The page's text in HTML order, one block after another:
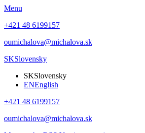
Menu
+421 48 6199157
oumichalova@michalova.sk
SKSlovensky
SKSlovensky
ENEnglish
+421 48 6199157
oumichalova@michalova.sk